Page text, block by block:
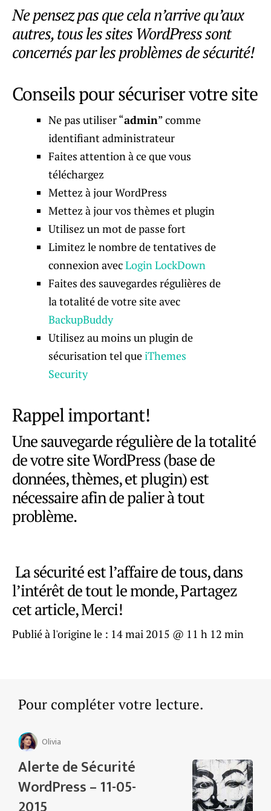
Ne pensez pas que cela n’arrive qu’aux
autres, tous les sites WordPress sont
concernés par les problèmes de sécurité!
Conseils pour sécuriser votre site
Ne pas utiliser “admin” comme
identifiant administrateur
Faites attention à ce que vous
téléchargez
Mettez à jour WordPress
Mettez à jour vos thèmes et plugin
Utilisez un mot de passe fort
Limitez le nombre de tentatives de
connexion avecLogin LockDown
Faites des sauvegardes régulières de
la totalité de votre site avec
BackupBuddy
Utilisez au moins un plugin de
sécurisation tel queiThemes
Security
Rappel important!
Une sauvegarde régulière de la totalité
de votre site WordPress (base de
données, thèmes, et plugin) est
nécessaire afin de palier à tout
problème.
La sécurité est l’affaire de tous, dans
l’intérêt de tout le monde, Partagez
cet article, Merci!
Publié à l'origine le : 14 mai 2015 @ 11 h 12 min
Pour compléter votre lecture.
Olivia
Alerte de Sécurité
WordPress – 11-05-